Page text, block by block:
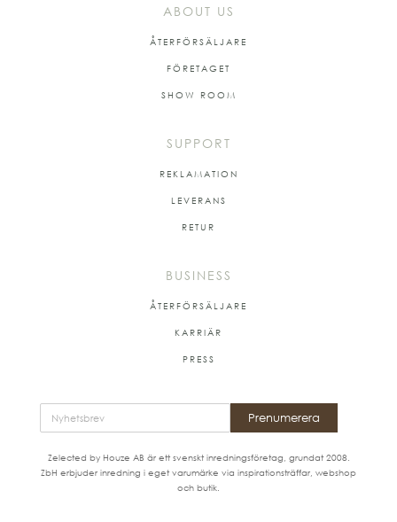
ABOUT US
ÅTERFÖRSÄLJARE
FÖRETAGET
SHOW ROOM
SUPPORT
REKLAMATION
LEVERANS
RETUR
BUSINESS
ÅTERFÖRSÄLJARE
KARRIÄR
PRESS
Prenumerera
Zelected by Houze AB är ett svenskt inredningsföretag, grundat 2008.
ZbH erbjuder inredning i eget varumärke via inspirationsträffar, webshop
och butik.